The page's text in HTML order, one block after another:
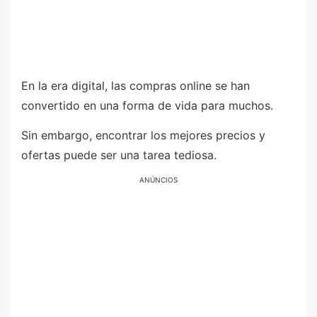
En la era digital, las compras online se han
convertido en una forma de vida para muchos.
Sin embargo, encontrar los mejores precios y
ofertas puede ser una tarea tediosa.
ANÚNCIOS